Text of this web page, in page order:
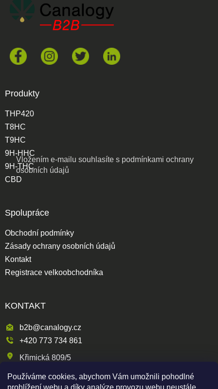
Používáme cookies, abychom Vám umožnili pohodlné
prohlížení webu a díky analýze provozu webu neustále
Vložením e-mailu souhlasíte s podmínkami ochrany
osobních údajů
Produkty
THP420
T8HC
T9HC
9H-HHC
9H-THC
CBD
Spolupráce
Obchodní podmínky
Zásady ochrany osobních údajů
Kontakt
Registrace velkoobchodníka
KONTAKT
b2b@canalogy.cz
+420 773 734 861
Křimická 809/5
318 00 Plzeň 3-Skvrňany
Česká republika